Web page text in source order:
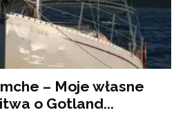
– Moje własne
o Gotland...